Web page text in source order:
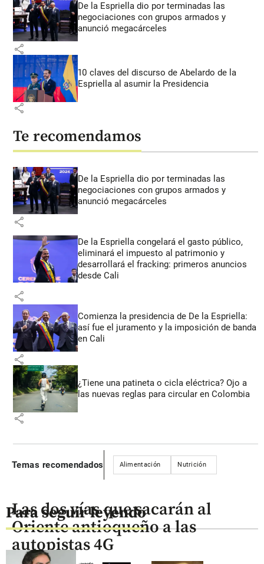
De la Espriella dio por terminadas las
negociaciones con grupos armados y
anunció megacárceles
share
10 claves del discurso de Abelardo de la
Espriella al asumir la Presidencia
share
Te recomendamos
De la Espriella dio por terminadas las
negociaciones con grupos armados y
anunció megacárceles
share
De la Espriella congelará el gasto público,
eliminará el impuesto al patrimonio y
desarrollará el fracking: primeros anuncios
desde Cali
share
Comienza la presidencia de De la Espriella:
así fue el juramento y la imposición de banda
en Cali
share
¿Tiene una patineta o cicla eléctrica? Ojo a
las nuevas reglas para circular en Colombia
share
Temas recomendados Alimentación Nutrición
Para seguir leyendo
Las dos vías que sacarán al
Oriente antioqueño a las
autopistas 4G